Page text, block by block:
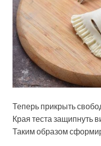
Теперь прикрыть
Края теста защипнуть
Таким образом